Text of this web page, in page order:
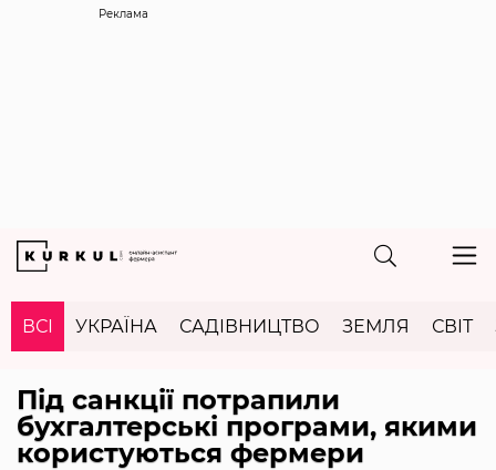
Реклама
ВСІ УКРАЇНА САДІВНИЦТВО ЗЕМЛЯ СВІТ
Під санкції потрапили
бухгалтерські програми, якими
користуються фермери